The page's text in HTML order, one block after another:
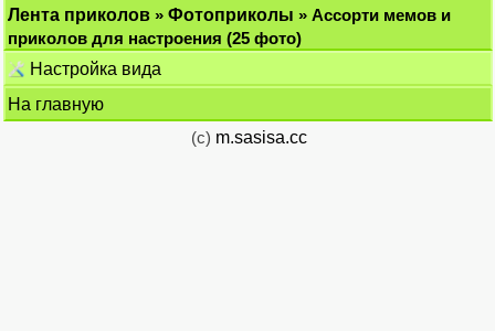
Лента приколов » Фотоприколы » Ассорти мемов и
приколов для настроения (25 фото)
Настройка вида
На главную
(c) m.sasisa.cc